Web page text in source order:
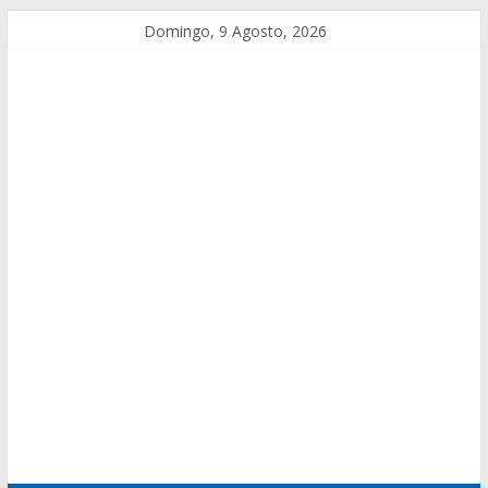
Domingo, 9 Agosto, 2026